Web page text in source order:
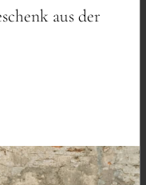
vom
Kuchen
aus der